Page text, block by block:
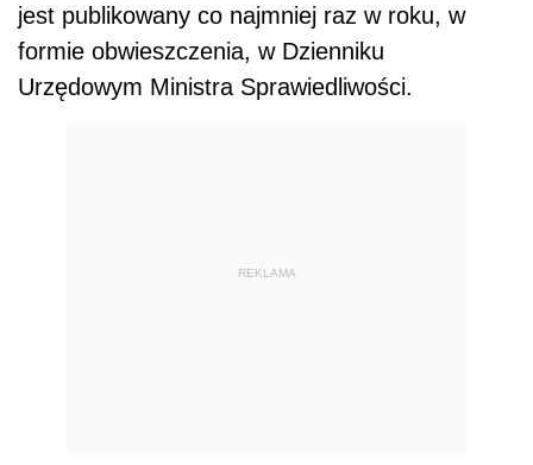
jest publikowany co najmniej raz w roku, w
formie obwieszczenia, w Dzienniku
Urzędowym Ministra Sprawiedliwości.
REKLAMA